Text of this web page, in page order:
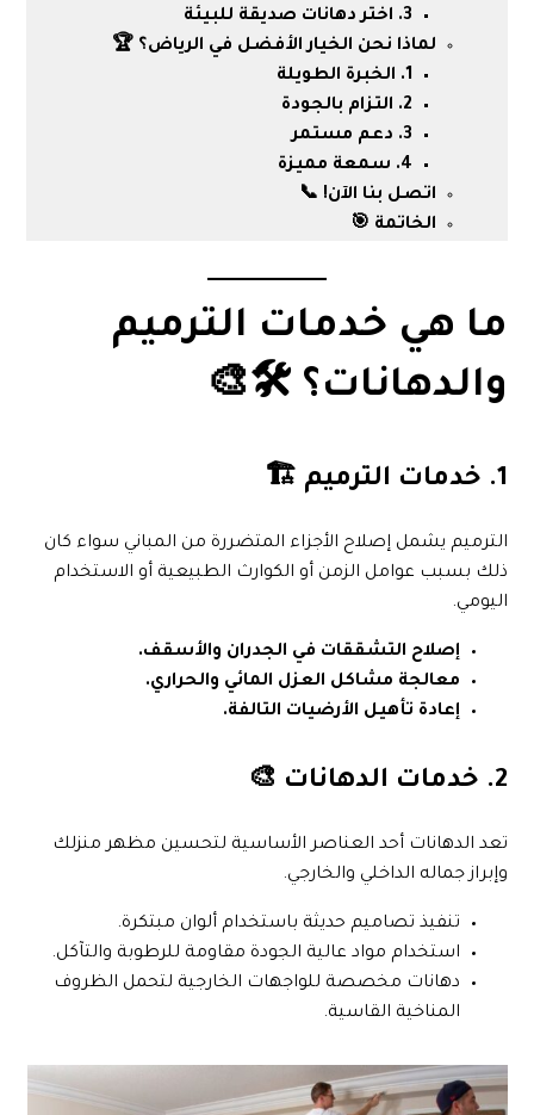
3. اختر دهانات صديقة للبيئة
لماذا نحن الخيار الأفضل في الرياض؟ 🏆
1. الخبرة الطويلة
2. التزام بالجودة
3. دعم مستمر
4. سمعة مميزة
اتصل بنا الآن! 📞
الخاتمة 🎯
ما هي خدمات الترميم
والدهانات؟ 🛠️🎨
1. خدمات الترميم 🏗️
الترميم يشمل إصلاح الأجزاء المتضررة من المباني سواء كان
ذلك بسبب عوامل الزمن أو الكوارث الطبيعية أو الاستخدام
اليومي.
إصلاح التشققات في الجدران والأسقف.
معالجة مشاكل العزل المائي والحراري.
إعادة تأهيل الأرضيات التالفة.
2. خدمات الدهانات 🎨
تعد الدهانات أحد العناصر الأساسية لتحسين مظهر منزلك
وإبراز جماله الداخلي والخارجي.
تنفيذ تصاميم حديثة باستخدام ألوان مبتكرة.
استخدام مواد عالية الجودة مقاومة للرطوبة والتآكل.
دهانات مخصصة للواجهات الخارجية لتحمل الظروف
المناخية القاسية.